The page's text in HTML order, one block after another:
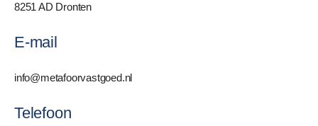
8251 AD Dronten
E-mail
info@metafoorvastgoed.nl
Telefoon